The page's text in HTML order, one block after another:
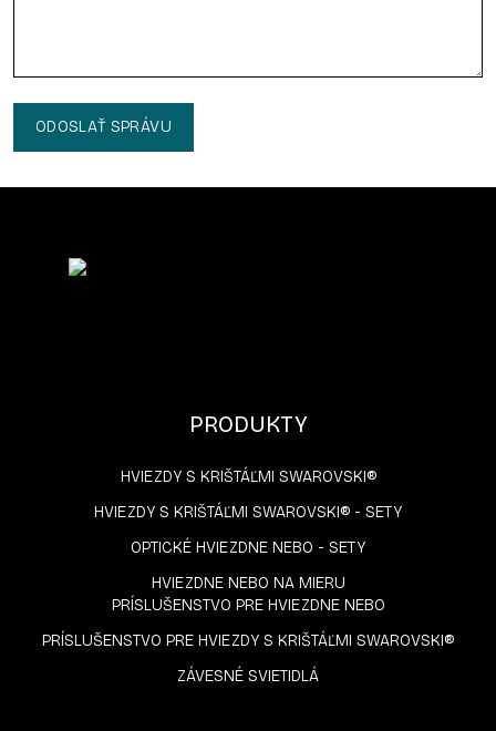
ODOSLAŤ SPRÁVU
PRODUKTY
HVIEZDY S KRIŠTÁĽMI SWAROVSKI®
HVIEZDY S KRIŠTÁĽMI SWAROVSKI® - SETY
OPTICKÉ HVIEZDNE NEBO - SETY
HVIEZDNE NEBO NA MIERU
PRÍSLUŠENSTVO PRE HVIEZDNE NEBO
PRÍSLUŠENSTVO PRE HVIEZDY S KRIŠTÁĽMI SWAROVSKI®
ZÁVESNÉ SVIETIDLÁ